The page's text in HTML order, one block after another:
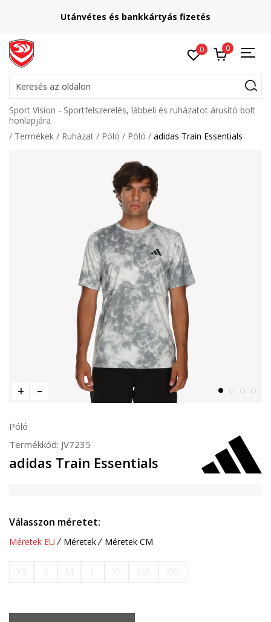
Utánvétes és bankkártyás fizetés
0 0
Keresés az oldalon
Sport Vision - Sportfelszerelés, lábbeli és ruházatot árusító bolt
honlapjára
Termékek
Ruházat Póló Póló adidas Train Essentials
Póló
Termékkód: JV7235
adidas Train Essentials
Válasszon méretet:
Méretek EU Méretek Méretek CM